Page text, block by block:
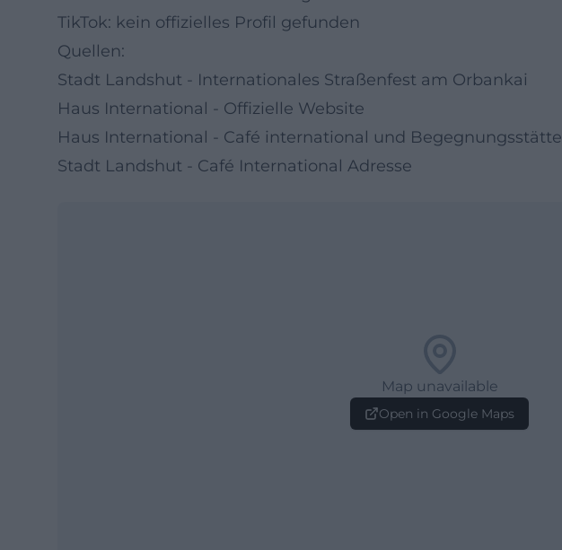
TikTok: kein offizielles Profil gefunden
Quellen:
Stadt Landshut - Internationales Straßenfest am Orbankai
Haus International - Offizielle Website
Haus International - Café international und Begegnungsstätte
Stadt Landshut - Café International Adresse
Map unavailable
Open in Google Maps